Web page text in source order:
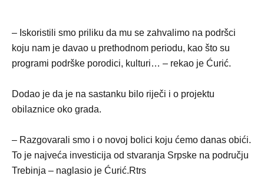
– Iskoristili smo priliku da mu se zahvalimo na podršci
koju nam je davao u prethodnom periodu, kao što su
programi podrške porodici, kulturi… – rekao je Ćurić.
Dodao je da je na sastanku bilo riječi i o projektu
obilaznice oko grada.
– Razgovarali smo i o novoj bolici koju ćemo danas obići.
To je najveća investicija od stvaranja Srpske na području
Trebinja – naglasio je Ćurić.Rtrs